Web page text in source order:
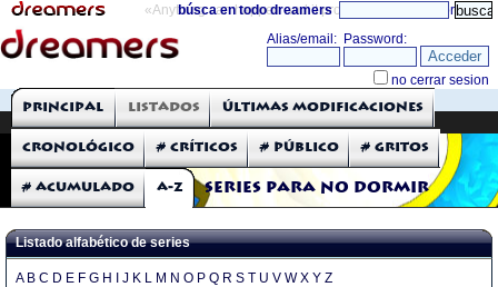
«Anything can happen and it probably will» directorio
búsca en todo dreamers
THE DREAMERS
Críticas: Series de TV
Series para no dormir
Principal Listados Últimas modificaciones
Cronológico # Críticos # Público # Gritos
# Acumulado A-Z
Listado alfabético de series
A B C D E F G H J K L M N O P Q R S T U V W X Y Z